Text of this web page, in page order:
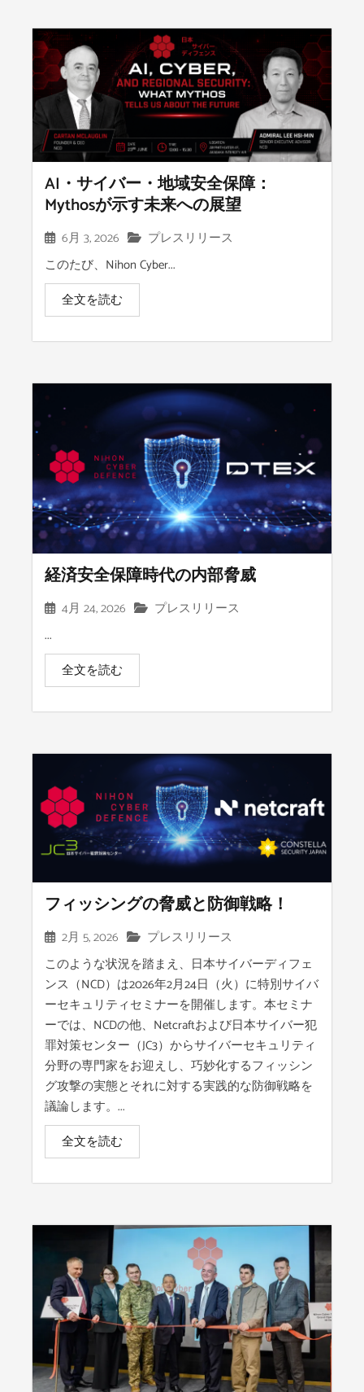
AI・サイバー・地域安全保障：
Mythosが示す未来への展望
6月 3, 2026
プレスリリース
このたび、Nihon Cyber...
全文を読む
経済安全保障時代の内部脅威
4月 24, 2026
プレスリリース
...
全文を読む
フィッシングの脅威と防御戦略！
2月 5, 2026
プレスリリース
このような状況を踏まえ、日本サイバーディフェ
ンス（NCD）は2026年2月24日（火）に特別サイバ
ーセキュリティセミナーを開催します。本セミナ
ーでは、NCDの他、Netcraftおよび日本サイバー犯
罪対策センター（JC3）からサイバーセキュリティ
分野の専門家をお迎えし、巧妙化するフィッシン
グ攻撃の実態とそれに対する実践的な防御戦略を
議論します。...
全文を読む